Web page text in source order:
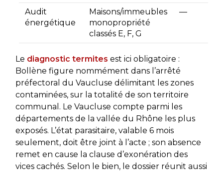
Audit
énergétique
Maisons/immeubles
monopropriété
classés E, F, G
—
Le diagnostic termites est ici obligatoire :
Bollène figure nommément dans l’arrêté
préfectoral du Vaucluse délimitant les zones
contaminées, sur la totalité de son territoire
communal. Le Vaucluse compte parmi les
départements de la vallée du Rhône les plus
exposés. L’état parasitaire, valable 6 mois
seulement, doit être joint à l’acte ; son absence
remet en cause la clause d’exonération des
vices cachés. Selon le bien, le dossier réunit aussi